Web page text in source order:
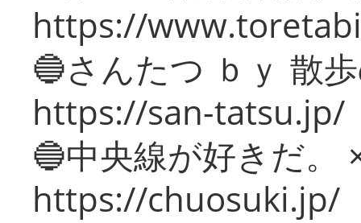
https://
🔵さんたつ ｂｙ 散
https://san-tatsu.jp/
🔵中央線が好きだ。
https://chuosuki.jp/